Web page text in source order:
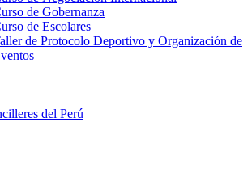
de Gobernanza
de Escolares
de Protocolo Deportivo y Organización de
del Perú